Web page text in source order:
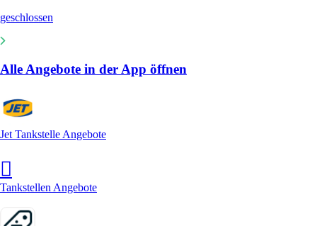
geschlossen
Alle Angebote in der App öffnen
Jet Tankstelle Angebote
Tankstellen Angebote